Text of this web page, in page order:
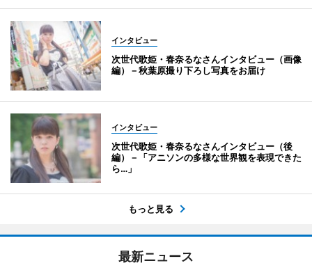
インタビュー
次世代歌姫・春奈るなさんインタビュー（画像
編）－秋葉原撮り下ろし写真をお届け
インタビュー
次世代歌姫・春奈るなさんインタビュー（後
編）－「アニソンの多様な世界観を表現できた
ら…」
もっと見る
最新ニュース